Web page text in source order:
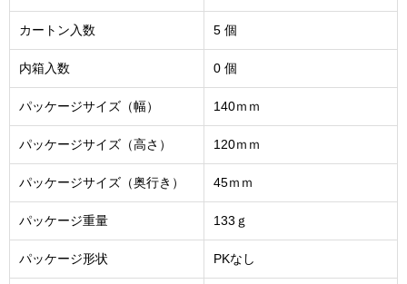
カートン入数 5 個
内箱入数 0 個
パッケージサイズ（幅） 140ｍｍ
パッケージサイズ（高さ） 120ｍｍ
パッケージサイズ（奥行き） 45ｍｍ
パッケージ重量 133ｇ
パッケージ形状 PKなし